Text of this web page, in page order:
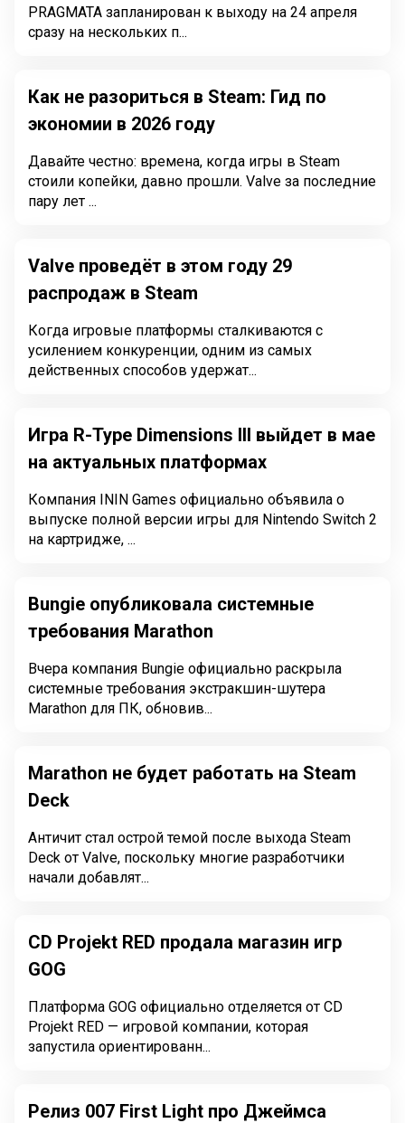
PRAGMATA запланирован к выходу на 24 апреля
сразу на нескольких п...
Как не разориться в Steam: Гид по
экономии в 2026 году
Давайте честно: времена, когда игры в Steam
стоили копейки, давно прошли. Valve за последние
пару лет ...
Valve проведёт в этом году 29
распродаж в Steam
Когда игровые платформы сталкиваются с
усилением конкуренции, одним из самых
действенных способов удержат...
Игра R-Type Dimensions III выйдет в мае
на актуальных платформах
Компания ININ Games официально объявила о
выпуске полной версии игры для Nintendo Switch 2
на картридже, ...
Bungie опубликовала системные
требования Marathon
Вчера компания Bungie официально раскрыла
системные требования экстракшин-шутера
Marathon для ПК, обновив...
Marathon не будет работать на Steam
Deck
Античит стал острой темой после выхода Steam
Deck от Valve, поскольку многие разработчики
начали добавлят...
CD Projekt RED продала магазин игр
GOG
Платформа GOG официально отделяется от CD
Projekt RED — игровой компании, которая
запустила ориентированн...
Релиз 007 First Light про Джеймса